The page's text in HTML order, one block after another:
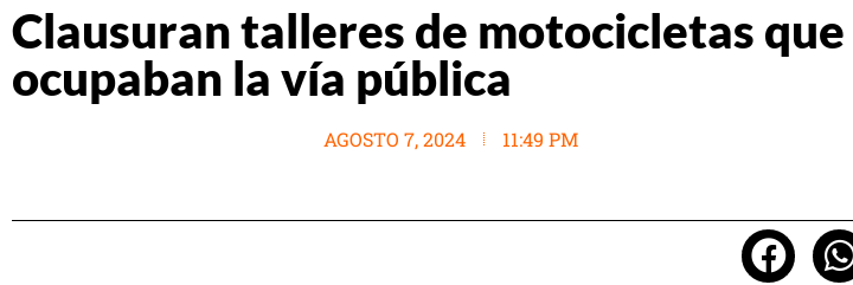
Clausuran talleres de motocicletas que
ocupaban la vía pública
AGOSTO 7, 2024 11:49 PM